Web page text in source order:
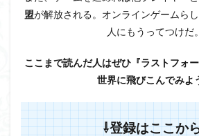
盟が解放される。オンラインゲームら
人にもうってつけだ。
ここまで読んだ人はぜひ『ラストフォ
世界に飛びこんでみよ
⇩登録はここか